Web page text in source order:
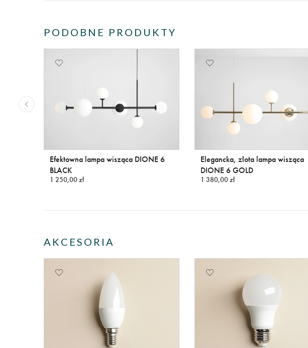
PODOBNE PRODUKTY
Efektowna lampa wisząca DIONE 6
BLACK
1 250,00 zł
Elegancka, złota lampa wisząca
DIONE 6 GOLD
1 380,00 zł
AKCESORIA